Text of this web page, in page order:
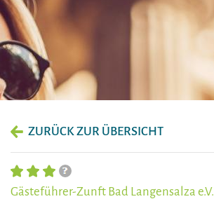
ZURÜCK ZUR ÜBERSICHT
Gästeführer-Zunft Bad Langensalza e.V.